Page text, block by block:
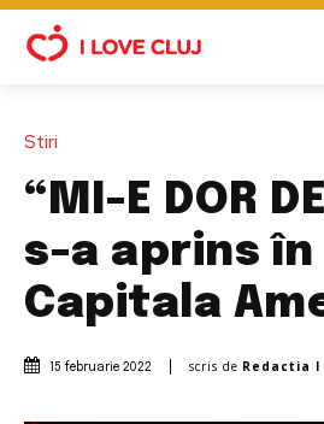
Stiri
“MI-E DOR
s-a aprins în
Capitala
15 februarie 2022 scris de Redactia I